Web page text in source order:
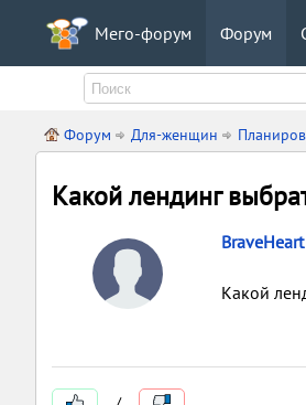
Мего-форум Форум
Форум Для-женщин
Какой лендинг
BraveHeart
Какой